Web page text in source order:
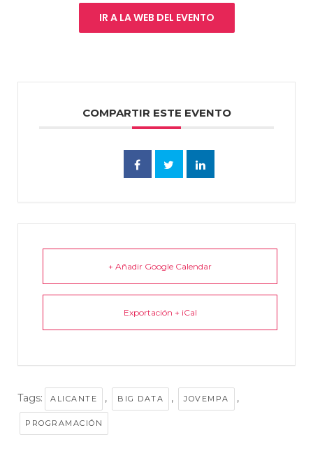
IR A LA WEB DEL EVENTO
COMPARTIR ESTE EVENTO
+ Añadir Google Calendar
Exportación + iCal
Tags: ALICANTE , BIG DATA , JOVEMPA ,
PROGRAMACIÓN